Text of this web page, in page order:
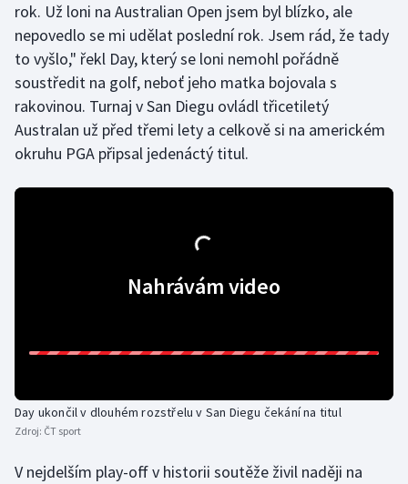
Judo
Krasobruslení
Lezení
Lyže a snowboard
Plážový volejbal
Ragby
rok. Už loni na Australian Open jsem byl blízko, ale
nepovedlo se mi udělat poslední rok. Jsem rád, že tady
to vyšlo," řekl Day, který se loni nemohl pořádně
soustředit na golf, neboť jeho matka bojovala s
rakovinou. Turnaj v San Diegu ovládl třicetiletý
Australan už před třemi lety a celkově si na americkém
okruhu PGA připsal jedenáctý titul.
Nahrávám video
Day ukončil v dlouhém rozstřelu v San Diegu čekání na titul
Zdroj: ČT sport
V nejdelším play-off v historii soutěže živil naději na